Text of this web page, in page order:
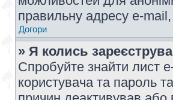
правильну адресу e-
Догори
» Я колись
Спробуйте знайти лист
користувача та пароль